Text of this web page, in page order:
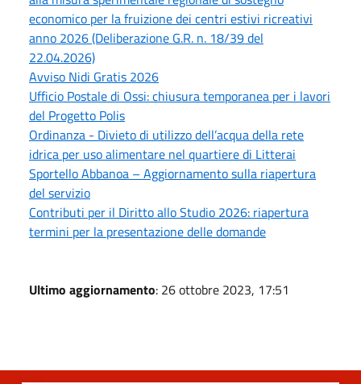
economico per la fruizione dei centri estivi ricreativi
anno 2026 (Deliberazione G.R. n. 18/39 del
22.04.2026)
Avviso Nidi Gratis 2026
Ufficio Postale di Ossi: chiusura temporanea per i lavori
del Progetto Polis
Ordinanza - Divieto di utilizzo dell’acqua della rete
idrica per uso alimentare nel quartiere di Litterai
Sportello Abbanoa – Aggiornamento sulla riapertura
del servizio
Contributi per il Diritto allo Studio 2026: riapertura
termini per la presentazione delle domande
Ultimo aggiornamento: 26 ottobre 2023, 17:51